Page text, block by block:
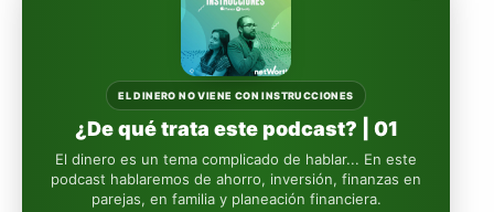
Principal
Sura
Insignia Life
Profuturo
EL DINERO NO VIENE CON INSTRUCCIONES
¿De qué trata este podcast? | 01
El dinero es un tema complicado de hablar... En este
podcast hablaremos de ahorro, inversión, finanzas en
parejas, en familia y planeación financiera.